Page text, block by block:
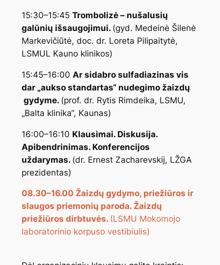
15:30–15:45 Trombolizė – nušalusių
galūnių išsaugojimui. (gyd. Medeinė Šilenė
Markevičiūtė, doc. dr. Loreta Pilipaitytė,
LSMUL Kauno klinikos)
15:45–16:00 Ar sidabro sulfadiazinas vis
dar „aukso standartas“ nudegimo žaizdų
gydyme. (prof. dr. Rytis Rimdeika, LSMU,
„Balta klinika“, Kaunas)
16:00–16:10 Klausimai. Diskusija.
Apibendrinimas. Konferencijos
uždarymas. (dr. Ernest Zacharevskij, LŽGA
prezidentas)
08.30–16.00 Žaizdų gydymo, priežiūros ir
slaugos priemonių paroda. Žaizdų
priežiūros dirbtuvės. (LSMU Mokomojo
laboratorinio korpuso vestibiulis)